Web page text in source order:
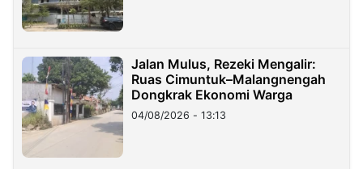
Jalan Mulus, Rezeki Mengalir:
Ruas Cimuntuk–Malangnengah
Dongkrak Ekonomi Warga
04/08/2026 - 13:13